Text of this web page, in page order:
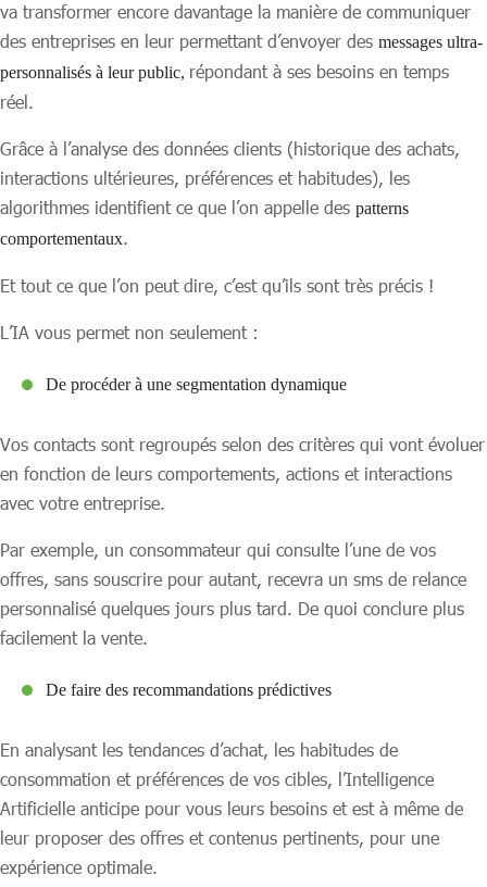
va transformer encore davantage la manière de communiquer
des entreprises en leur permettant d’envoyer des messages ultra-
personnalisés à leur public, répondant à ses besoins en temps
réel.
Grâce à l’analyse des données clients (historique des achats,
interactions ultérieures, préférences et habitudes), les
algorithmes identifient ce que l’on appelle des patterns
comportementaux.
Et tout ce que l’on peut dire, c’est qu’ils sont très précis !
L’IA vous permet non seulement :
De procéder à une segmentation dynamique
Vos contacts sont regroupés selon des critères qui vont évoluer
en fonction de leurs comportements, actions et interactions
avec votre entreprise.
Par exemple, un consommateur qui consulte l’une de vos
offres, sans souscrire pour autant, recevra un sms de relance
personnalisé quelques jours plus tard. De quoi conclure plus
facilement la vente.
De faire des recommandations prédictives
En analysant les tendances d’achat, les habitudes de
consommation et préférences de vos cibles, l’Intelligence
Artificielle anticipe pour vous leurs besoins et est à même de
leur proposer des offres et contenus pertinents, pour une
expérience optimale.